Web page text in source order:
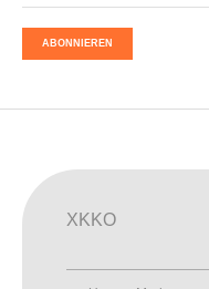
ABONNIEREN
XKKO